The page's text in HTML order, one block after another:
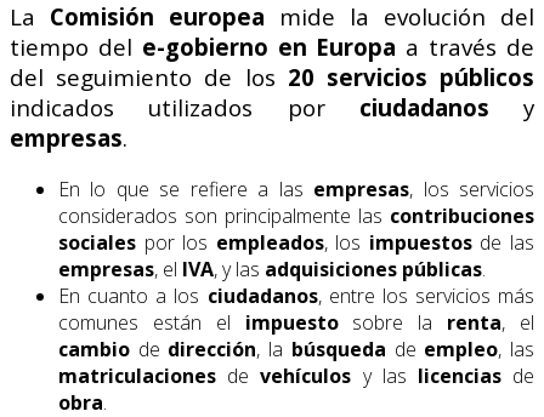
La Comisión europea mide la evolución del
tiempo del e-gobierno en Europa a través de
del seguimiento de los 20 servicios públicos
indicados utilizados por ciudadanos y
empresas.
En lo que se refiere a las empresas, los servicios
considerados son principalmente las contribuciones
sociales por los empleados, los impuestosde las
empresas, el IVA, y las adquisiciones públicas.
En cuanto a los ciudadanos, entre los servicios más
comunes están el impuestosobre la renta, el
cambio de dirección, la búsqueda de empleo, las
matriculaciones devehículos y las licenciasde
obra.